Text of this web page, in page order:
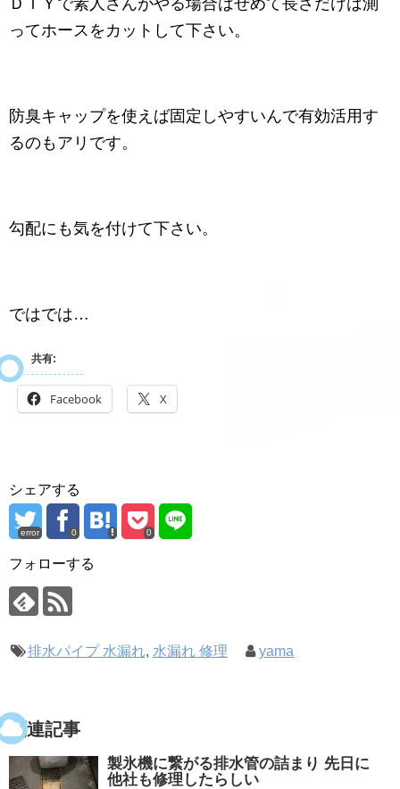
ＤＩＹで素人さんがやる場合はせめて長さだけは測
ってホースをカットして下さい。
防臭キャップを使えば固定しやすいんで有効活用す
るのもアリです。
勾配にも気を付けて下さい。
ではでは…
共有:
Facebook X
シェアする
error 0 0
フォローする
排水パイプ 水漏れ, 水漏れ 修理 yama
関連記事
製氷機に繋がる排水管の詰まり 先日に
他社も修理したらしい